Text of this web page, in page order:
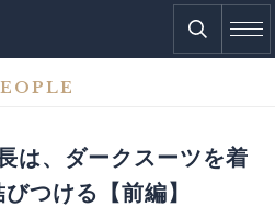
は、ダークスーツを着
つける【前編】